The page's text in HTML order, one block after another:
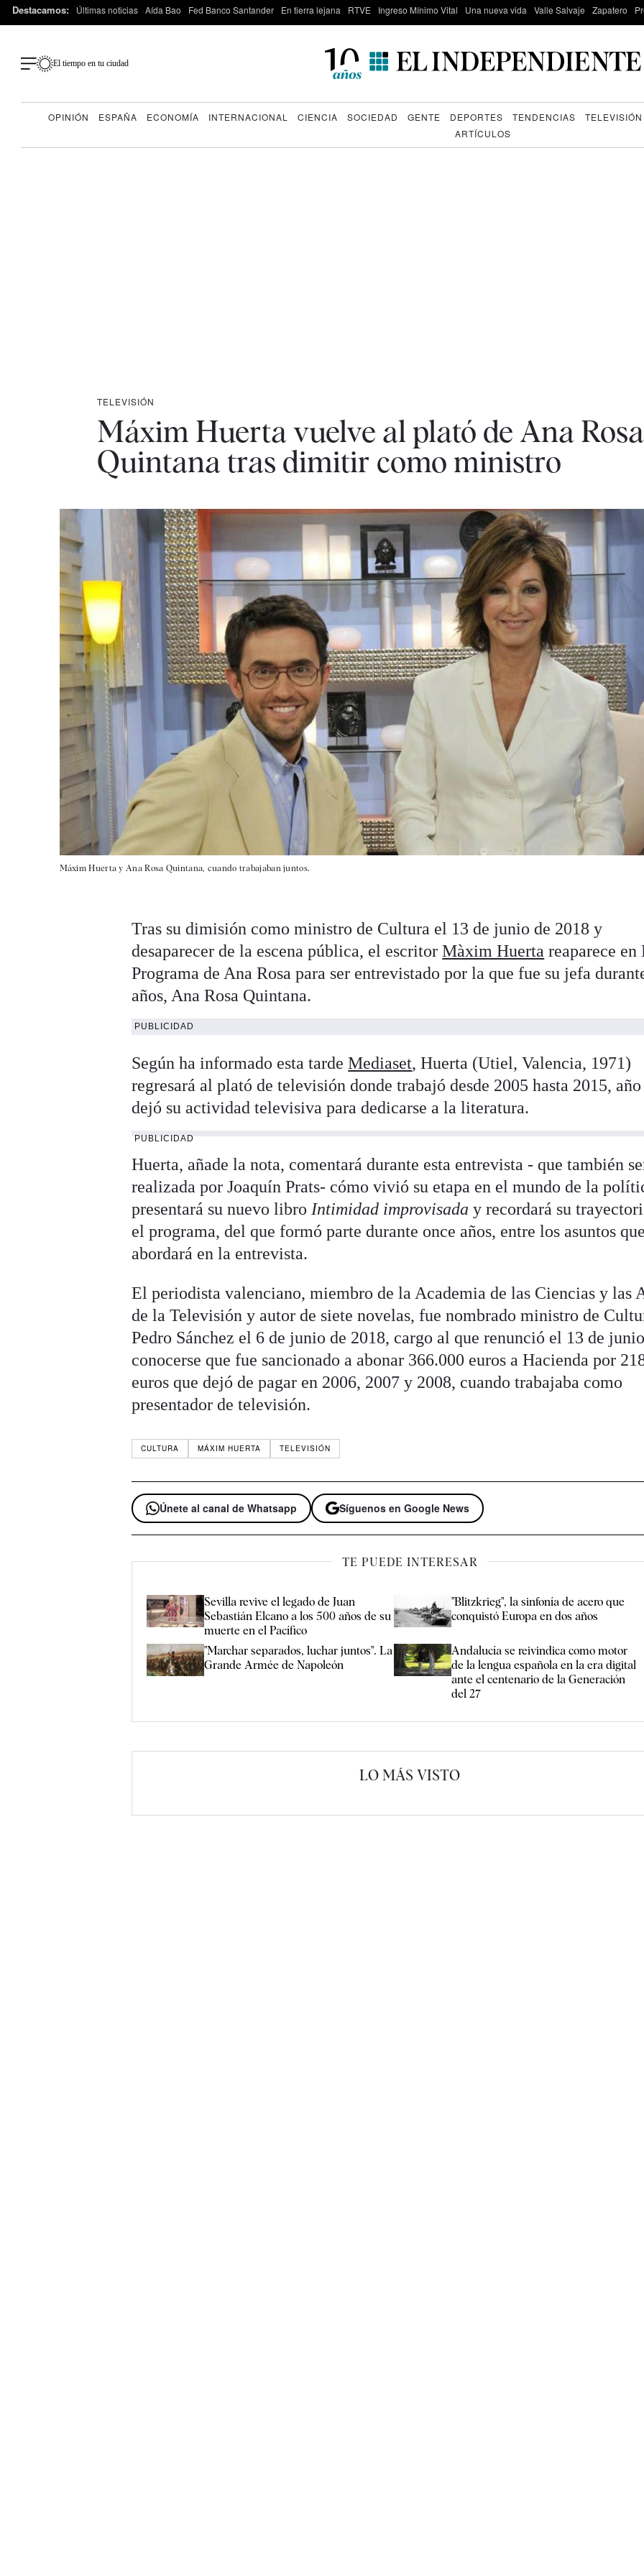
Destacamos: Últimas noticias Aída Bao Fed Banco Santander En tierra lejana RTVE Ingreso Mínimo Vital Una nueva vida Valle Salvaje Zapatero
El tiempo en tu ciudad
OPINIÓN ESPAÑA ECONOMÍA INTERNACIONAL CIENCIA SOCIEDAD GENTE DEPORTES TENDENCIAS
TELEVISIÓN
ARTÍCULOS
TELEVISIÓN
Máxim Huerta vuelve al plató de Ana Rosa
Quintana tras dimitir como ministro
Máxim Huerta y Ana Rosa Quintana, cuando trabajaban juntos.
Tras su dimisión como ministro de Cultura el 13 de junio de 2018 y
desaparecer de la escena pública, el escritorMàxim Huerta reaparece en
Programa de Ana Rosa para ser entrevistado por la que fue su jefa
años, Ana Rosa Quintana.
PUBLICIDAD
Según ha informado esta tardeMediaset, Huerta (Utiel, Valencia, 1971)
regresará al plató de televisión donde trabajó desde 2005 hasta 2015,
dejó su actividad televisiva para dedicarse a la literatura.
PUBLICIDAD
Huerta, añade la nota, comentará durante esta entrevista - que también
realizada por Joaquín Prats- cómo vivió su etapa en el mundo de la
presentará su nuevo libro Intimidad improvisada y recordará su
el programa, del que formó parte durante once años, entre los asuntos
abordará en la entrevista.
El periodista valenciano, miembro de la Academia de las Ciencias y las
de la Televisión y autor de siete novelas, fue nombrado ministro de
Pedro Sánchez el 6 de junio de 2018, cargo al que renunció el 13 de
conocerse que fue sancionado a abonar 366.000 euros a Hacienda por
euros que dejó de pagar en 2006, 2007 y 2008, cuando trabajaba como
presentador de televisión.
CULTURA MÁXIM HUERTA TELEVISIÓN
Únete al canal de Whatsapp Síguenos en Google News
TE PUEDE INTERESAR
Sevilla revive el legado de Juan
Sebastián Elcano a los 500 años de su
muerte en el Pacífico
"Blitzkrieg", la sinfonía de acero que
conquistó Europa en dos años
"Marchar separados, luchar juntos". La
Grande Armée de Napoleón
Andalucía se reivindica como motor
de la lengua española en la era digital
ante el centenario de la Generación
del 27
LO MÁS VISTO